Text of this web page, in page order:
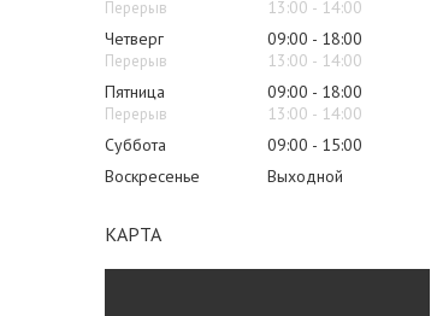
13:00
14:00
Четверг
09:00
18:00
13:00
14:00
Пятница
09:00
18:00
13:00
14:00
Суббота
09:00
15:00
Воскресенье
Выходной
КАРТА